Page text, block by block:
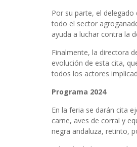
Por su parte, el
todo el sector
ayuda a luchar contra la
Finalmente, la directora
evolución de esta cita,
todos los actores
Programa 2024
En la feria se darán cita
carne, aves de corral y
negra andaluza, retinto,